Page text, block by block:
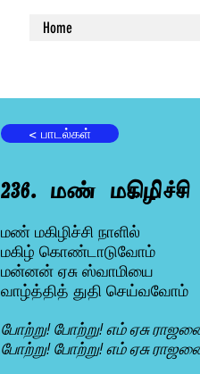
Home
< பாடல்கள்
236. மண் மகிழிச்சி
மண் மகிழிச்சி நாளில்
மகிழ் கொண்டாடுவோம்
மன்னன் ஏசு ஸ்வாமியை
வாழ்த்தித் துதி செய்வவோம்
போற்று! போற்று! எம் ஏசு
போற்று! போற்று! எம் ஏசு